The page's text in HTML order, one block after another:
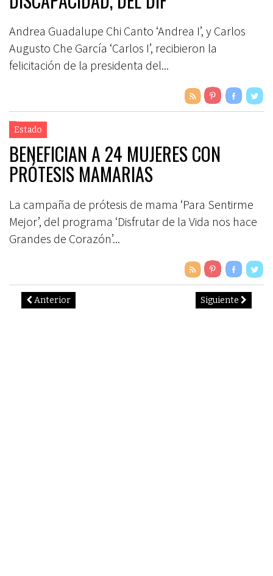
Andrea Guadalupe Chi Canto ‘Andrea I’, y Carlos
Augusto Che García ‘Carlos I’, recibieron la
felicitación de la presidenta del...
Estado
BENEFICIAN A 24 MUJERES CON
PRÓTESIS MAMARIAS
La campaña de prótesis de mama ‘Para Sentirme
Mejor’, del programa ‘Disfrutar de la Vida nos hace
Grandes de Corazón’...
Anterior Siguiente